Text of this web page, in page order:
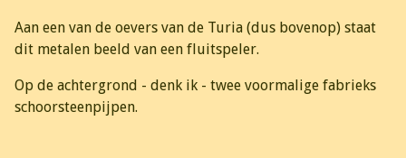
Aan een van de oevers van de Turia (dus bovenop) staat
dit metalen beeld van een fluitspeler.
Op de achtergrond - denk ik - twee voormalige fabrieks
schoorsteenpijpen.